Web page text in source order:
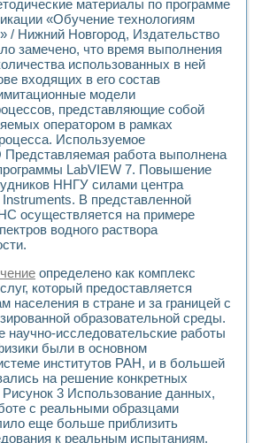
виртуальной работы «Изучение магнитных
маятник
для изучения основ интерфейсов обмена по
практикум: изучение адиабатического
исследования электрических переходных
обработки результатов
лазерно-плазменных измерений с
измерительный комплекс. Назначение. Состав.
технологий NATIONAL INSTRUMENTS
"Спектральный и корреляционный
для исследования принципа действия
и программное обеспечение учебных
лабораторный практикум для изучения
роботом ТУР-10 средствами LabVIEW
программный комплекс для исследования
дистанционный лабораторный
возможности реставрации одномерных
технологий NATIONAL INSTRUMENTS в
модификаций алгоритма полигармонической
для исследования принципа действия
система поддержки принимаемых решений в
дисциплин «Моделирование систем» и
стенд для исследования электрических
практикумы по информационно-
измеритель частотных характеристик на
практикум по основам теории Коммутации
виртуальной лабораторной работы
материалы по программе
«Обучение технологиям
/ Нижний Новгород, Издательство
замечено, что время выполнения
использованных в ней
входящих в его состав
модели
представляющие собой
оператором в рамках
Используемое
работа выполнена
LabVIEW 7. Повышение
ННГУ силами центра
Instruments. В представленной
осуществляется на примере
водного раствора
определено как комплекс
который предоставляется
населения в стране и за границей с
образовательной среды.
научно-исследовательские работы
были в основном
институтов РАН, и в большей
на решение конкретных
Рисунок 3 Использование данных,
с реальными образцами
еще больше приблизить
к реальным испытаниям.